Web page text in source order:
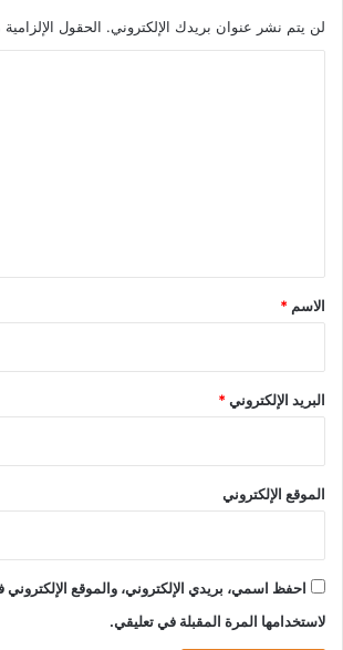
لن يتم نشر عنوان بريدك الإلكتروني. الحقول الإلزامية
*
الاسم *
البريد الإلكتروني*
الموقع الإلكتروني
احفظ اسمي، بريدي الإلكتروني، والموقع
لاستخدامها المرة المقبلة في تعليقي.